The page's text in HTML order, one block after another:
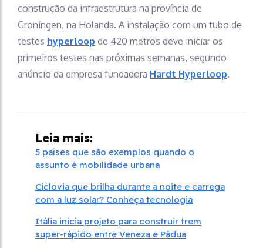
construção da infraestrutura na província de
Groningen, na Holanda. A instalação com um tubo de
testes hyperloop de 420 metros deve iniciar os
primeiros testes nas próximas semanas, segundo
anúncio da empresa fundadora Hardt Hyperloop.
Leia mais:
5 países que são exemplos quando o
assunto é mobilidade urbana
Ciclovia que brilha durante a noite e carrega
com a luz solar? Conheça tecnologia
Itália inicia projeto para construir trem
super-rápido entre Veneza e Pádua